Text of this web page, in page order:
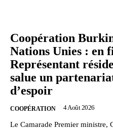
Coopération
Nations Unies : en
Représentant
salue un
d’espoir
COOPÉRATION 4 Août 2026
Le Camarade Premier ministre,